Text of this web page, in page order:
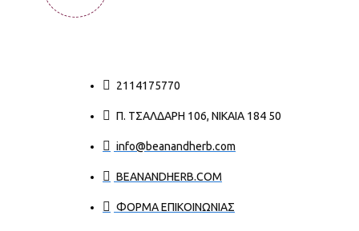
2114175770
Π. ΤΣΑΛΔΆΡΗ 106, ΝΊΚΑΙΑ 184 50
info@beanandherb.com
BEANANDHERB.COM
ΦΟΡΜΑ ΕΠΙΚΟΙΝΩΝΙΑΣ